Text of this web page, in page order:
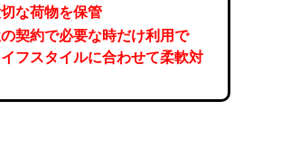
な荷物を保管
契約で必要な時だけ利用で
フスタイルに合わせて柔軟対